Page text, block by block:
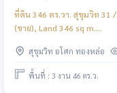
ที่ดิน 346 ตร.วา. สุขุมวิท 31 /
(ขาย), Land 346 sq m.
PALM890
สุขุมวิท อโศก ทองหล่อ
พื้นที่ : 3 งาน 46 ตร.ว.